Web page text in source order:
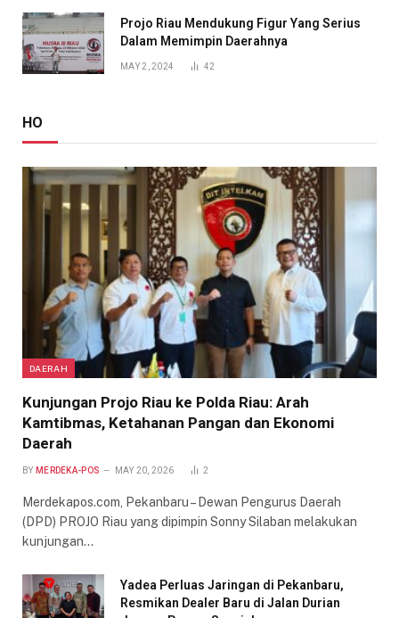
Projo Riau Mendukung Figur Yang Serius
Dalam Memimpin Daerahnya
MAY 2, 2024 42
HO
DAERAH
Kunjungan Projo Riau ke Polda Riau: Arah
Kamtibmas, Ketahanan Pangan dan Ekonomi
Daerah
BY MERDEKA-POS MAY 20, 2026 2
Merdekapos.com, Pekanbaru – Dewan Pengurus Daerah
(DPD) PROJO Riau yang dipimpin Sonny Silaban melakukan
kunjungan…
Yadea Perluas Jaringan di Pekanbaru,
Resmikan Dealer Baru di Jalan Durian